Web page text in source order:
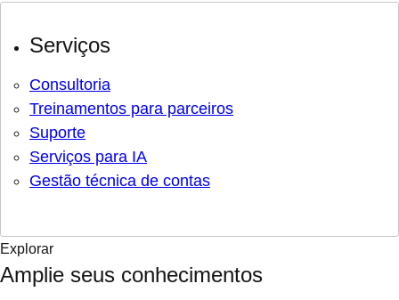
Serviços
Consultoria
Treinamentos para parceiros
Suporte
Serviços para IA
Gestão técnica de contas
Explorar
Amplie seus conhecimentos